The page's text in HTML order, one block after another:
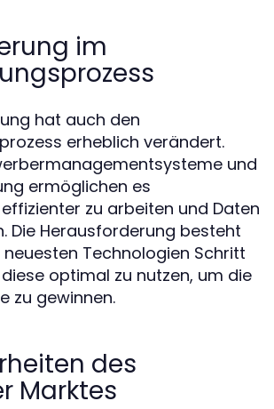
im
hat auch den
erheblich verändert.
und
ermöglichen es
zu arbeiten und Daten
Die Herausforderung besteht
Technologien Schritt
optimal zu nutzen, um die
zu gewinnen.
des
Marktes